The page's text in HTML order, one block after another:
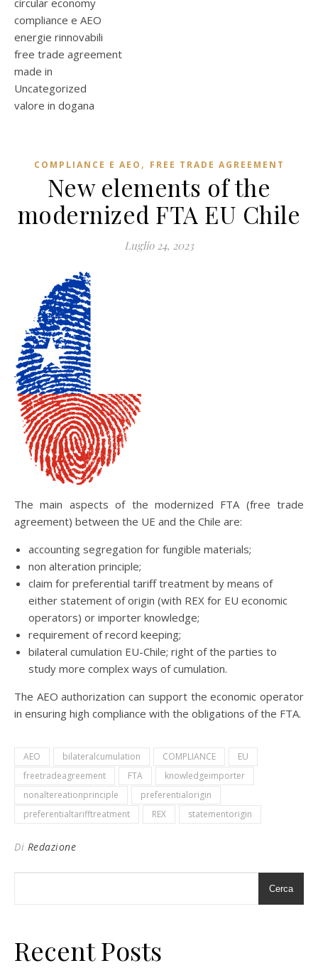
circular economy
compliance e AEO
energie rinnovabili
free trade agreement
made in
Uncategorized
valore in dogana
COMPLIANCE E AEO , FREE TRADE AGREEMENT
New elements of the
modernized FTA EU Chile
Luglio 24, 2023
The main aspects of the modernized FTA (free trade
agreement) between the UE and the Chile are:
accounting segregation for fungible materials;
non alteration principle;
claim for preferential tariff treatment by means of
either statement of origin (with REX for EU economic
operators) or importer knowledge;
requirement of record keeping;
bilateral cumulation EU-Chile; right of the parties to
study more complex ways of cumulation.
The AEO authorization can support the economic operator
in ensuring high compliance with the obligations of the FTA.
AEO bilateralcumulation COMPLIANCE
EU
freetradeagreement
FTA
knowledgeimporter
nonaltereationprinciple
preferentialorigin
preferentialtarifftreatment
REX statementorigin
Di Redazione
Cerca
Recent Posts